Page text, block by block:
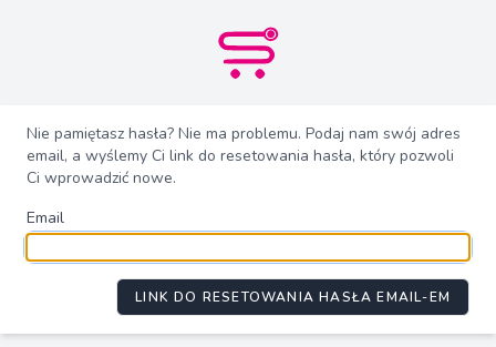
Nie pamiętasz hasła? Nie ma problemu. Podaj nam swój adres
email, a wyślemy Ci link do resetowania hasła, który pozwoli
Ci wprowadzić nowe.
Email
LINK DO RESETOWANIA HASŁA EMAIL-EM